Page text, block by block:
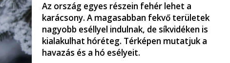
Az ország egyes részein fehér lehet a
karácsony. A magasabban fekvő területek
nagyobb eséllyel indulnak, de síkvidéken is
kialakulhat hóréteg. Térképen mutatjuk a
havazás és a hó esélyeit.